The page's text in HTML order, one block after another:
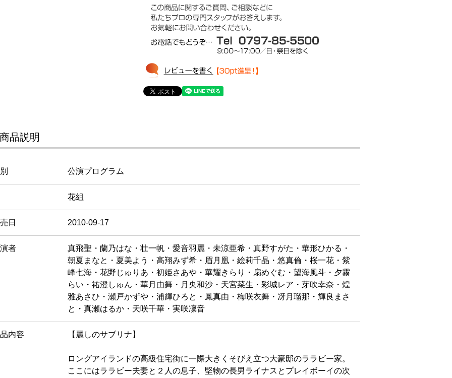
商品説明
公演プログラム
花組
日 2010-09-17
者
真飛聖・蘭乃はな・壮一帆・愛音羽麗・未涼亜希・真野すがた・華形ひかる・
朝夏まなと・夏美よう・高翔みず希・眉月凰・絵莉千晶・悠真倫・桜一花・紫
峰七海・花野じゅりあ・初姫さあや・華耀きらり・扇めぐむ・望海風斗・夕霧
らい・祐澄しゅん・華月由舞・月央和沙・天宮菜生・彩城レア・芽吹幸奈・煌
雅あさひ・瀬戸かずや・浦輝ひろと・鳳真由・梅咲衣舞・冴月瑠那・輝良まさ
と・真瀬はるか・天咲千華・実咲凜音
内容 【麗しのサブリナ】
ロングアイランドの高級住宅街に一際大きくそびえ立つ大豪邸のララビー家。
ここにはララビー夫妻と２人の息子、堅物の長男ライナスとプレイボーイの次